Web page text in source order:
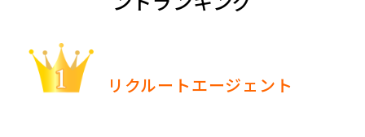
リクルートエージェント